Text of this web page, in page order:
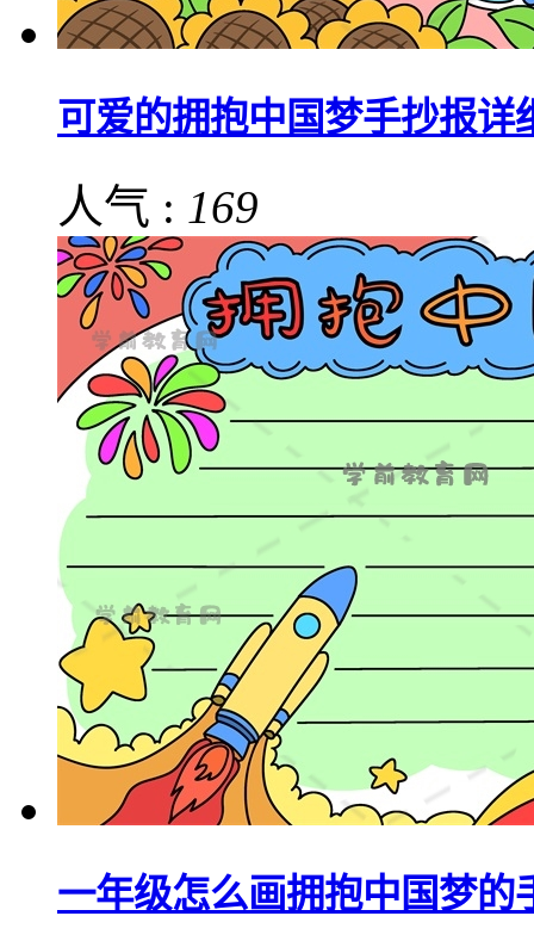
可爱的拥抱中国梦手抄报详
人气 : 169
一年级怎么画拥抱中国梦的